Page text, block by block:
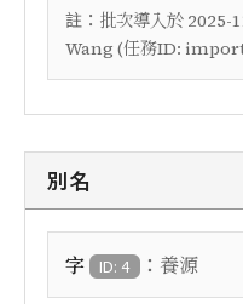
註： 批次導入於 2025-
Wang (任務ID:
別名
字 ID: 4 ： 養源